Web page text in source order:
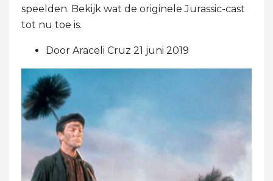
speelden. Bekijk wat de originele Jurassic-cast
tot nu toe is.
Door Araceli Cruz 21 juni 2019